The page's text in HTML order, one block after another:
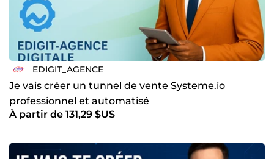
EDIGIT_AGENCE
Je vais créer un tunnel de vente Systeme.io
professionnel et automatisé
À partir de 131,29 $US